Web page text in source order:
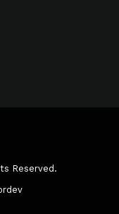
Reserved.